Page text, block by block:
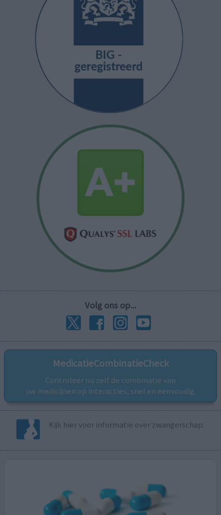
Volg ons op...
MedicatieCombinatieCheck
Controleer nu zelf de combinatie van
uw medicijnen op interacties, snel en eenvoudig.
Kijk hier voor informatie over zwangerschap.